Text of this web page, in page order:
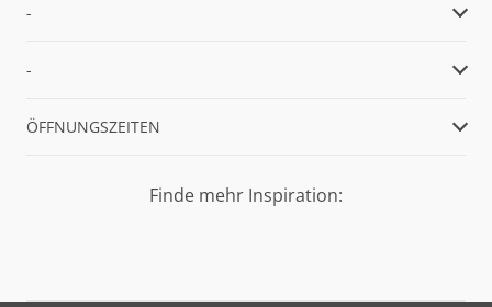
-
-
ÖFFNUNGSZEITEN
Finde mehr Inspiration: